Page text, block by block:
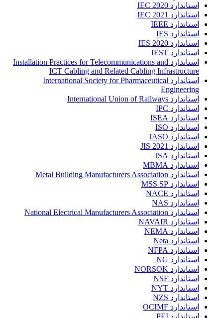
استاندارد IEC 2020
استاندارد IEC 2021
استاندارد IEEE
استاندارد IES
استاندارد IES 2020
استاندارد IEST
استاندارد Installation Practices for Telecommunications and
ICT Cabling and Related Cabling Infrastructure
استاندارد International Society for Pharmaceutical
Engineering
استاندارد International Union of Railways
استاندارد IPC
استاندارد ISEA
استاندارد ISO
استاندارد JASO
استاندارد JIS 2021
استاندارد JSA
استاندارد MBMA
استاندارد Metal Building Manufacturers Association
استاندارد MSS SP
استاندارد NACE
استاندارد NAS
استاندارد National Electrical Manufacturers Association
استاندارد NAVAIR
استاندارد NEMA
استاندارد Neta
استاندارد NFPA
استاندارد NG
استاندارد NORSOK
استاندارد NSF
استاندارد NYT
استاندارد NZS
استاندارد OCIMF